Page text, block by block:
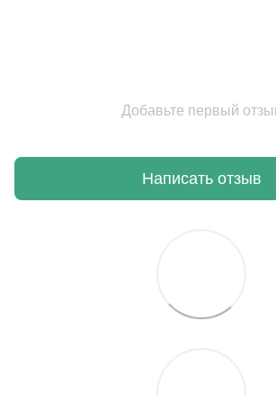
Добавьте первый
Написать отзыв